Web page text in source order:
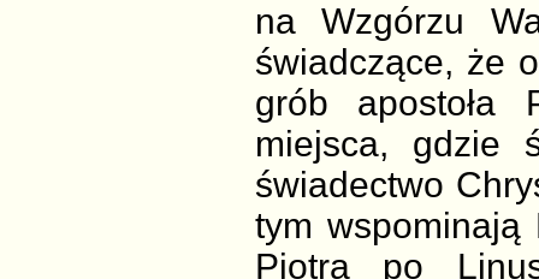
na Wzgórzu
świadczące, że
grób apostoła
miejsca, gdzie
świadectwo
tym wspominają
Piotra po